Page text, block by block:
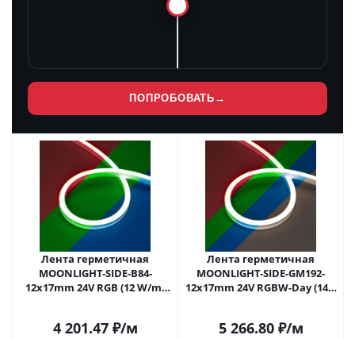
ПОПРОБОВАТЬ →
Лента герметичная
MOONLIGHT-SIDE-B84-
12x17mm 24V RGB (12 W/m,
4 201.47₽/м
Лента герметичная
MOONLIGHT-SIDE-GM192-
12x17mm 24V RGBW-Day (14.4
года)
5 266.80₽/м